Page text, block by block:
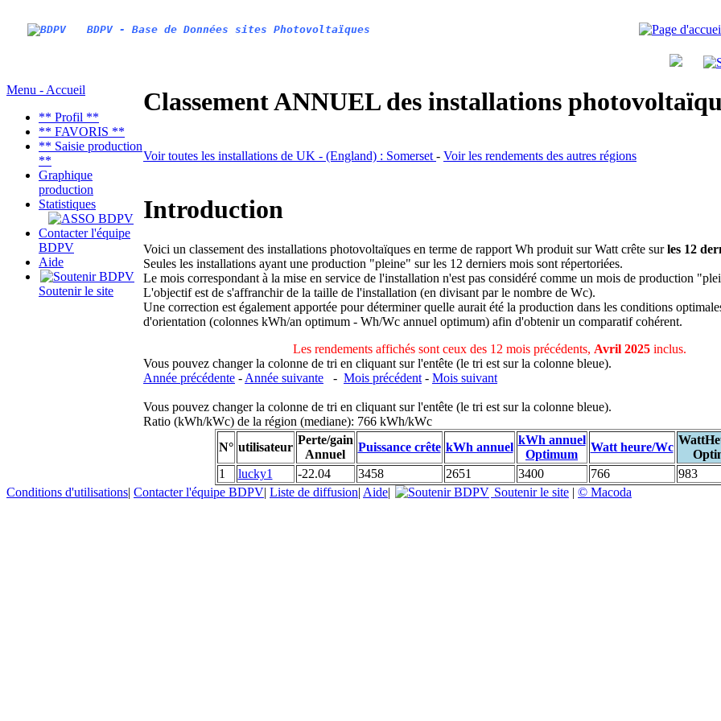
BDPV - Base de Données sites Photovoltaïques
Menu - Accueil
** Profil **
** FAVORIS **
** Saisie production
**
Graphique
production
Statistiques
Contacter l'équipe
BDPV
Aide
Soutenir le site
Classement ANNUEL des installations
Voir toutes les installations de UK - (England) : Somerset - Voir les rendements des autres régions
Introduction
Voici un classement des installations photovoltaïques en terme de rapport Wh produit sur Watt crête surles 12
Seules les installations ayant une production "pleine" sur les 12 derniers mois sont répertoriées.
Le mois correspondant à la mise en service de l'installation n'est pas considéré comme un mois de production
L'objectif est de s'affranchir de la taille de l'installation (en divisant par le nombre de Wc).
Une correction est également apportée pour déterminer quelle aurait été la production dans les conditions
d'orientation (colonnes kWh/an optimum - Wh/Wc annuel optimum) afin d'obtenir un comparatif cohérent.
Les rendements affichés sont ceux des 12 mois précédents, Avril 2025inclus.
Vous pouvez changer la colonne de tri en cliquant sur l'entête (le tri est sur la colonne bleue).
Année précédente - Année suivante - Mois précédent - Mois suivant
Vous pouvez changer la colonne de tri en cliquant sur l'entête (le tri est sur la colonne bleue).
Ratio (kWh/kWc) de la région (mediane): 766 kWh/kWc
N° utilisateur
Perte/gain
Annuel
Puissance crête kWh annuel
kWh annuel
Optimum
Watt heure/Wc
1
lucky1 -22.04 3458 2651 3400 766
983
Conditions d'utilisations| Contacter l'équipe BDPV| Liste de diffusion| Aide| Soutenir le site | © Macoda